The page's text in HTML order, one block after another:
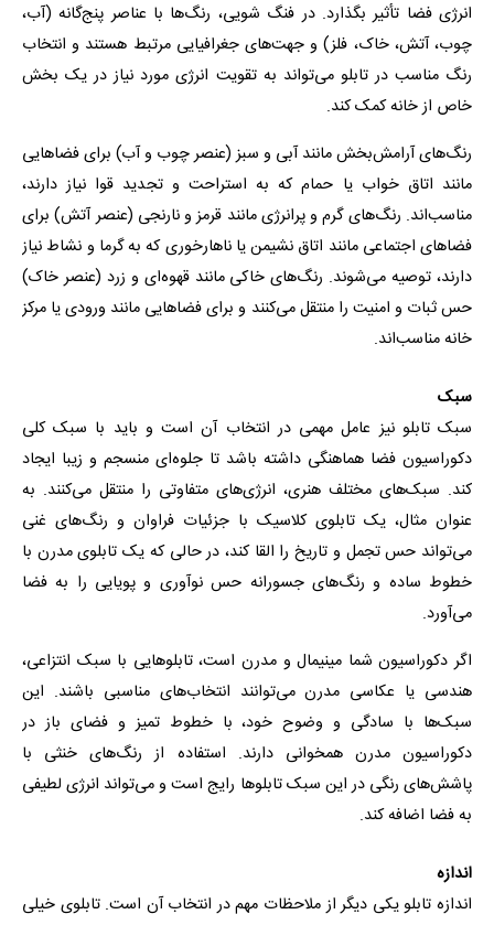
انرژی فضا تأثیر بگذارد. در فنگ شویی، رنگ‌ها با عناصر پنج‌گانه (آب،
چوب، آتش، خاک، فلز) و جهت‌های جغرافیایی مرتبط هستند و انتخاب
رنگ مناسب در تابلو می‌تواند به تقویت انرژی مورد نیاز در یک بخش
خاص از خانه کمک کند.
رنگ‌های آرامش‌بخش مانند آبی و سبز (عنصر چوب و آب) برای فضاهایی
مانند اتاق خواب یا حمام که به استراحت و تجدید قوا نیاز دارند،
مناسب‌اند. رنگ‌های گرم و پرانرژی مانند قرمز و نارنجی (عنصر آتش) برای
فضاهای اجتماعی مانند اتاق نشیمن یا ناهارخوری که به گرما و نشاط نیاز
دارند، توصیه می‌شوند. رنگ‌های خاکی مانند قهوه‌ای و زرد (عنصر خاک)
حس ثبات و امنیت را منتقل می‌کنند و برای فضاهایی مانند ورودی یا مرکز
خانه مناسب‌اند.
سبک
سبک تابلو نیز عامل مهمی در انتخاب آن است و باید با سبک کلی
دکوراسیون فضا هماهنگی داشته باشد تا جلوه‌ای منسجم و زیبا ایجاد
کند. سبک‌های مختلف هنری، انرژی‌های متفاوتی را منتقل می‌کنند. به
عنوان مثال، یک تابلوی کلاسیک با جزئیات فراوان و رنگ‌های غنی
می‌تواند حس تجمل و تاریخ را القا کند، در حالی که یک تابلوی مدرن با
خطوط ساده و رنگ‌های جسورانه حس نوآوری و پویایی را به فضا
می‌آورد.
اگر دکوراسیون شما مینیمال و مدرن است، تابلوهایی با سبک انتزاعی،
هندسی یا عکاسی مدرن می‌توانند انتخاب‌های مناسبی باشند. این
سبک‌ها با سادگی و وضوح خود، با خطوط تمیز و فضای باز در
دکوراسیون مدرن همخوانی دارند. استفاده از رنگ‌های خنثی با
پاشش‌های رنگی در این سبک تابلوها رایج است و می‌تواند انرژی لطیفی
به فضا اضافه کند.
اندازه
اندازه تابلو یکی دیگر از ملاحظات مهم در انتخاب آن است. تابلوی خیلی